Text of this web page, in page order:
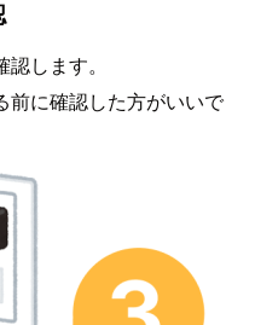
します。
前に確認した方がいいで